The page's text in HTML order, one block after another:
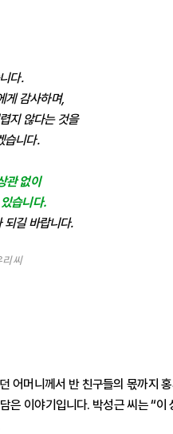
다.
게 감사하며,
지 않다는 것을
습니다.
관 없이
습니다.
되길 바랍니다.
씨
어머니께서 반 친구들의 몫까지
이야기입니다. 박성근 씨는 “이